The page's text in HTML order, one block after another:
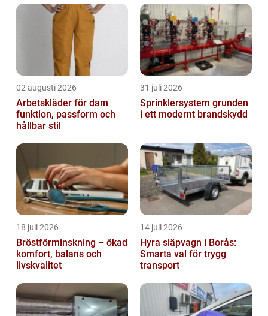
02 augusti 2026
Arbetskläder för dam
funktion, passform och
hållbar stil
31 juli 2026
Sprinklersystem grunden
i ett modernt brandskydd
18 juli 2026
Bröstförminskning – ökad
komfort, balans och
livskvalitet
14 juli 2026
Hyra släpvagn i Borås:
Smarta val för trygg
transport